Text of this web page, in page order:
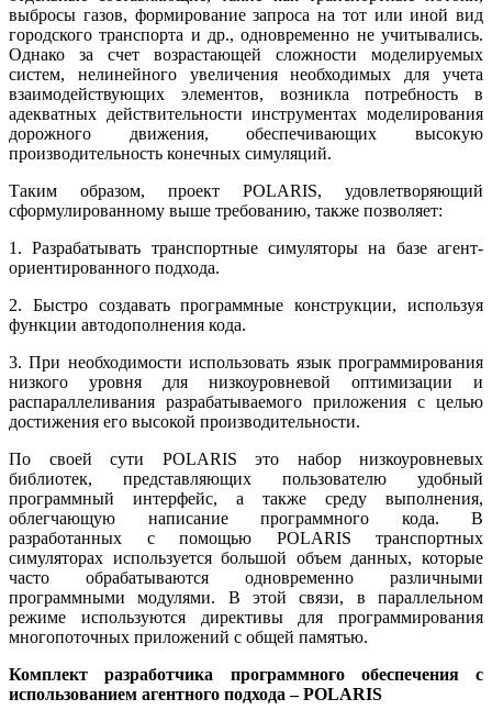
выбросы газов, формирование запроса на тот или иной вид
городского транспорта и др., одновременно не учитывались.
Однако за счет возрастающей сложности моделируемых
систем, нелинейного увеличения необходимых для учета
взаимодействующих элементов, возникла потребность в
адекватных действительности инструментах моделирования
дорожного движения, обеспечивающих высокую
производительность конечных симуляций.
Таким образом, проект POLARIS, удовлетворяющий
сформулированному выше требованию, также позволяет:
1. Разрабатывать транспортные симуляторы на базе агент-
ориентированного подхода.
2. Быстро создавать программные конструкции, используя
функции автодополнения кода.
3. При необходимости использовать язык программирования
низкого уровня для низкоуровневой оптимизации и
распараллеливания разрабатываемого приложения с целью
достижения его высокой производительности.
По своей сути POLARIS это набор низкоуровневых
библиотек, представляющих пользователю удобный
программный интерфейс, а также среду выполнения,
облегчающую написание программного кода. В
разработанных с помощью POLARIS транспортных
симуляторах используется большой объем данных, которые
часто обрабатываются одновременно различными
программными модулями. В этой связи, в параллельном
режиме используются директивы для программирования
многопоточных приложений с общей памятью.
Комплект разработчика программного обеспечения с
использованием агентного подхода –POLARIS